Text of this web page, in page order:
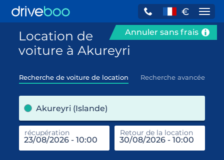
€
Annuler sans frais
Location de
voiture à Akureyri
Recherche de voiture de location Recherche avancée
Akureyri (Islande)
récupération Retour de la location